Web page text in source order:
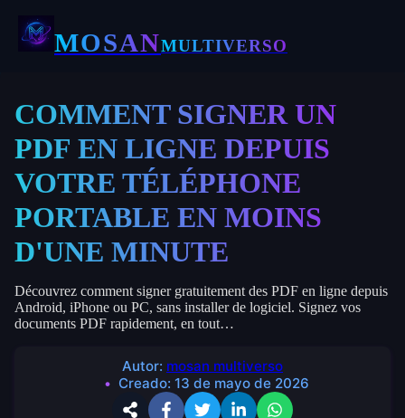
MOSANMULTIVERSO
COMMENT SIGNER UN
PDF EN LIGNE DEPUIS
VOTRE TÉLÉPHONE
PORTABLE EN MOINS
D'UNE MINUTE
Découvrez comment signer gratuitement des PDF en ligne depuis
Android, iPhone ou PC, sans installer de logiciel. Signez vos
documents PDF rapidement, en tout…
Autor: mosan multiverso
Creado: 13 de mayo de 2026